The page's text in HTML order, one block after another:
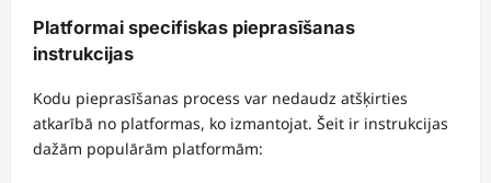
Platformai specifiskas pieprasīšanas
instrukcijas
Kodu pieprasīšanas process var nedaudz atšķirties
atkarībā no platformas, ko izmantojat. Šeit ir instrukcijas
dažām populārām platformām: